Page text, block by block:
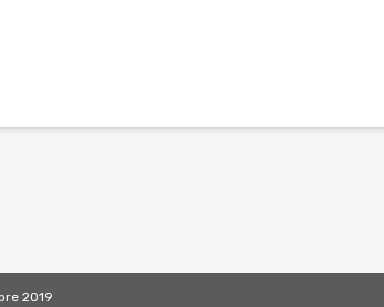
2019